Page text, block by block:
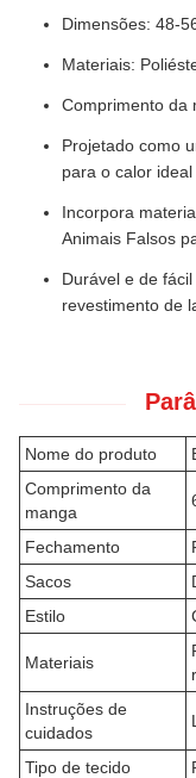
Dimensões: 48-
Materiais:
Comprimento da
Projetado como
para o calor ideal
Incorpora
Animais Falsos
Durável e de
revestimento de
Nome do produto
Comprimento da
manga
Fechamento
Sacos
Estilo
Materiais
Instruções de
cuidados
Tipo de tecido